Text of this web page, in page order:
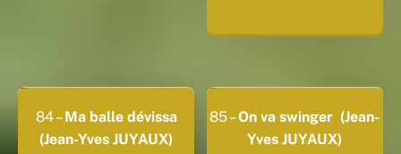
84 –Ma balle dévissa
(Jean-Yves JUYAUX)
85 –On va swinger (Jean-
Yves JUYAUX)